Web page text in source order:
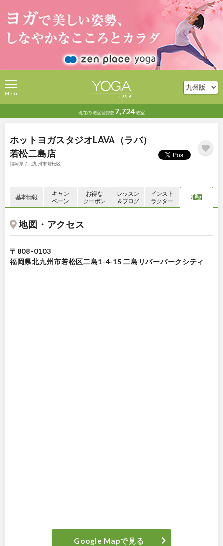
現在の教室登録数 7,724教室
Menu
ホットヨガスタジオLAVA（ラバ）
若松二島店
福岡県 / 北九州市若松区
基本情報
キャン
ペーン
お得な
クーポン
レッスン
＆ブログ
インスト
ラクター
地図
地図・アクセス
〒808-0103
福岡県北九州市若松区二島1-4-15 二島リバーパークシティ
Google Mapで見る